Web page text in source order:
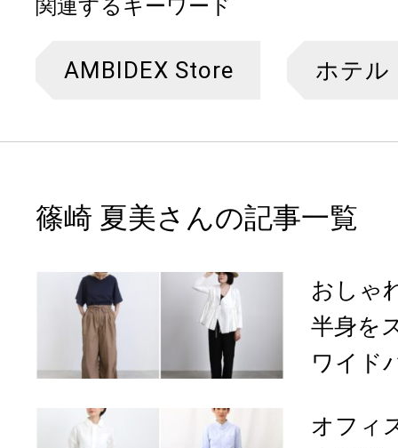
関連するキーワード
AMBIDEX Store ホテル
篠崎 夏美さんの記事一覧
おしゃ
半身を
ワイド
オフィ